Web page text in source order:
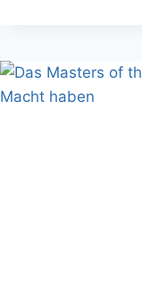
EVIL